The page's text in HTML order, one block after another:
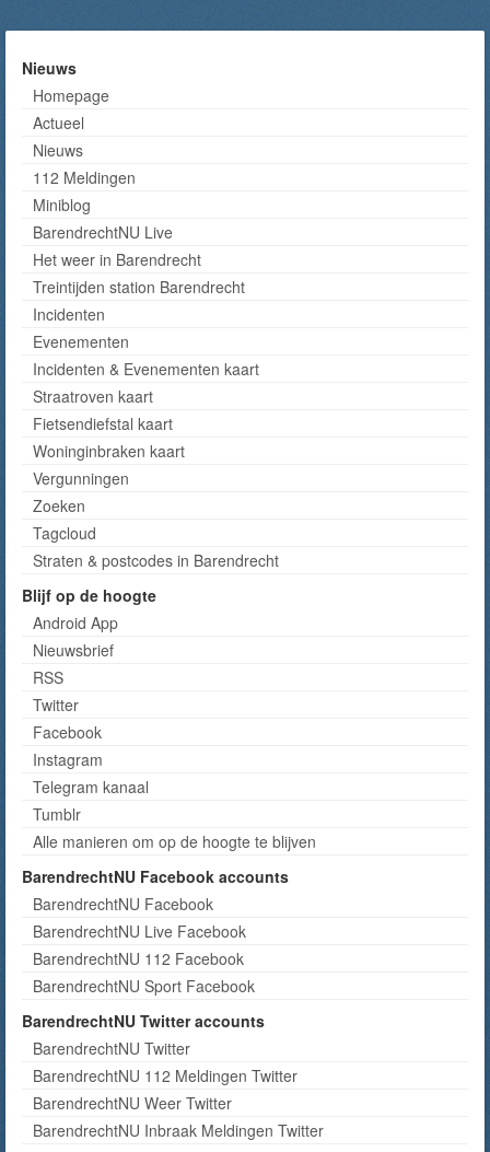
Nieuws
Homepage
Actueel
Nieuws
112 Meldingen
Miniblog
BarendrechtNU Live
Het weer in Barendrecht
Treintijden station Barendrecht
Incidenten
Evenementen
Incidenten & Evenementen kaart
Straatroven kaart
Fietsendiefstal kaart
Woninginbraken kaart
Vergunningen
Zoeken
Tagcloud
Straten & postcodes in Barendrecht
Blijf op de hoogte
Android App
Nieuwsbrief
RSS
Twitter
Facebook
Instagram
Telegram kanaal
Tumblr
Alle manieren om op de hoogte te blijven
BarendrechtNU Facebook accounts
BarendrechtNU Facebook
BarendrechtNU Live Facebook
BarendrechtNU 112 Facebook
BarendrechtNU Sport Facebook
BarendrechtNU Twitter accounts
BarendrechtNU Twitter
BarendrechtNU 112 Meldingen Twitter
BarendrechtNU Weer Twitter
BarendrechtNU Inbraak Meldingen Twitter